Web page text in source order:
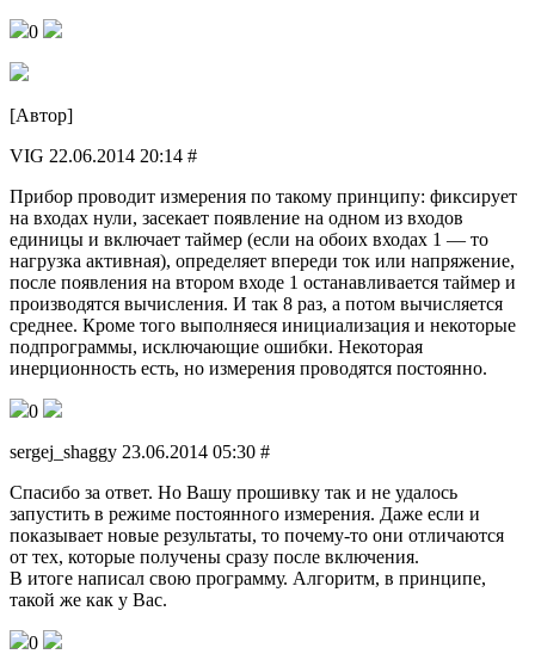
0
[Автор]
VIG 22.06.2014 20:14 #
Прибор проводит измерения по такому принципу: фиксирует
на входах нули, засекает появление на одном из входов
единицы и включает таймер (если на обоих входах 1 — то
нагрузка активная), определяет впереди ток или напряжение,
после появления на втором входе 1 останавливается таймер и
производятся вычисления. И так 8 раз, а потом вычисляется
среднее. Кроме того выполняеся инициализация и некоторые
подпрограммы, исключающие ошибки. Некоторая
инерционность есть, но измерения проводятся постоянно.
0
sergej_shaggy 23.06.2014 05:30 #
Спасибо за ответ. Но Вашу прошивку так и не удалось
запустить в режиме постоянного измерения. Даже если и
показывает новые результаты, то почему-то они отличаются
от тех, которые получены сразу после включения.
В итоге написал свою программу. Алгоритм, в принципе,
такой же как у Вас.
0